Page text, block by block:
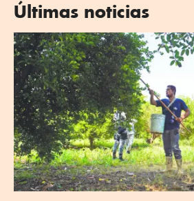
Últimas noticias